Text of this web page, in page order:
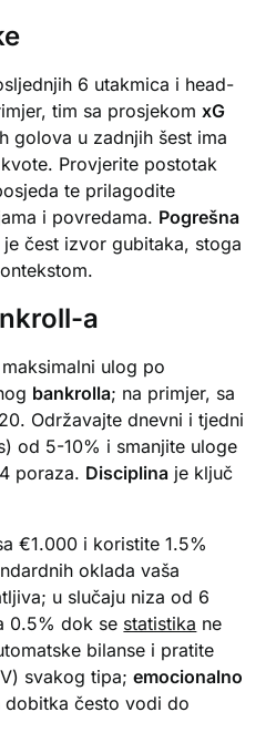
6 utakmica i head-
tim sa prosjekomxG
golova u zadnjih šest ima
Provjerite postotak
te prilagodite
i povredama. Pogrešna
je čest izvor gubitaka, stoga
a
ulog po
bankrolla; na primjer, sa
Održavajte dnevni i tjedni
od 5-10% i smanjite uloge
poraza. Disciplina je ključ
€1.000 i koristite 1.5%
oklada vaša
u slučaju niza od 6
0.5% dok se statistika ne
bilanse i pratite
svakog tipa;emocionalno
dobitka često vodi do